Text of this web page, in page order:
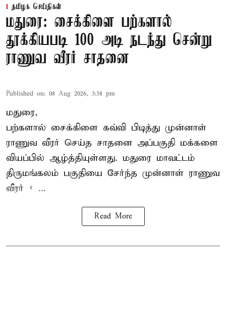
தமிழக செய்திகள்
மதுரை: சைக்கிளை பற்களால்
தூக்கியபடி 100 அடி நடந்து சென்று
ராணுவ வீரர் சாதனை
Published on: 08 Aug 2026, 3:38 pm
மதுரை,
பற்களால் சைக்கிளை கவ்வி பிடித்து முன்னாள்
ராணுவ வீரர் செய்த சாதனை அப்பகுதி மக்களை
வியப்பில் ஆழ்த்தியுள்ளது. மதுரை மாவட்டம்
திருமங்கலம் பகுதியை சேர்ந்த முன்னாள் ராணுவ
வீரர் < ...
Read More